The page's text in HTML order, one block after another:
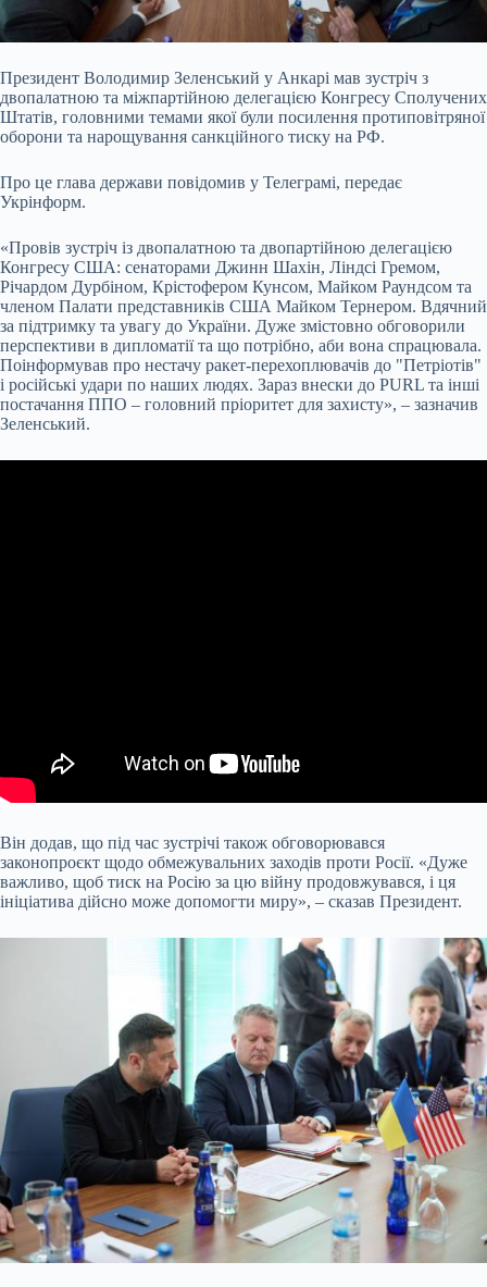
Президент Володимир Зеленський у Анкарі мав зустріч з
двопалатною та міжпартійною делегацією Конгресу Сполучених
Штатів, головними темами якої були посилення протиповітряної
оборони та нарощування санкційного тиску на РФ.
Про це глава держави повідомив у Телеграмі, передає
Укрінформ.
«Провів зустріч із двопалатною та двопартійною делегацією
Конгресу США: сенаторами Джинн Шахін, Ліндсі Гремом,
Річардом Дурбіном, Крістофером Кунсом, Майком Раундсом та
членом Палати представників США Майком Тернером. Вдячний
за підтримку та увагу до України. Дуже змістовно обговорили
перспективи в дипломатії та що потрібно, аби вона спрацювала.
Поінформував про нестачу ракет-перехоплювачів до "Петріотів"
і російські удари по наших людях. Зараз внески до PURL та інші
постачання ППО – головний пріоритет для захисту», – зазначив
Зеленський.
Він додав, що під час зустрічі також обговорювався
законопроєкт щодо обмежувальних заходів проти Росії. «Дуже
важливо, щоб тиск на Росію за цю війну продовжувався, і ця
ініціатива дійсно може допомогти миру», – сказав Президент.